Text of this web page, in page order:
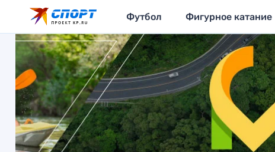
Футбол Фигурное катание